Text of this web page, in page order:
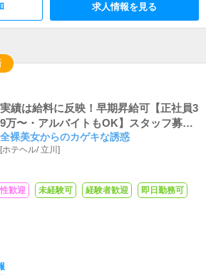
求人情報を見る
実績は給料に反映！早期昇給可【正社員3
9万〜・アルバイトもOK】スタッフ募集
中！
全裸美女からのカゲキな誘惑
[ホテヘル/ 立川]
歓迎 未経験可 経験者歓迎
即日勤務可